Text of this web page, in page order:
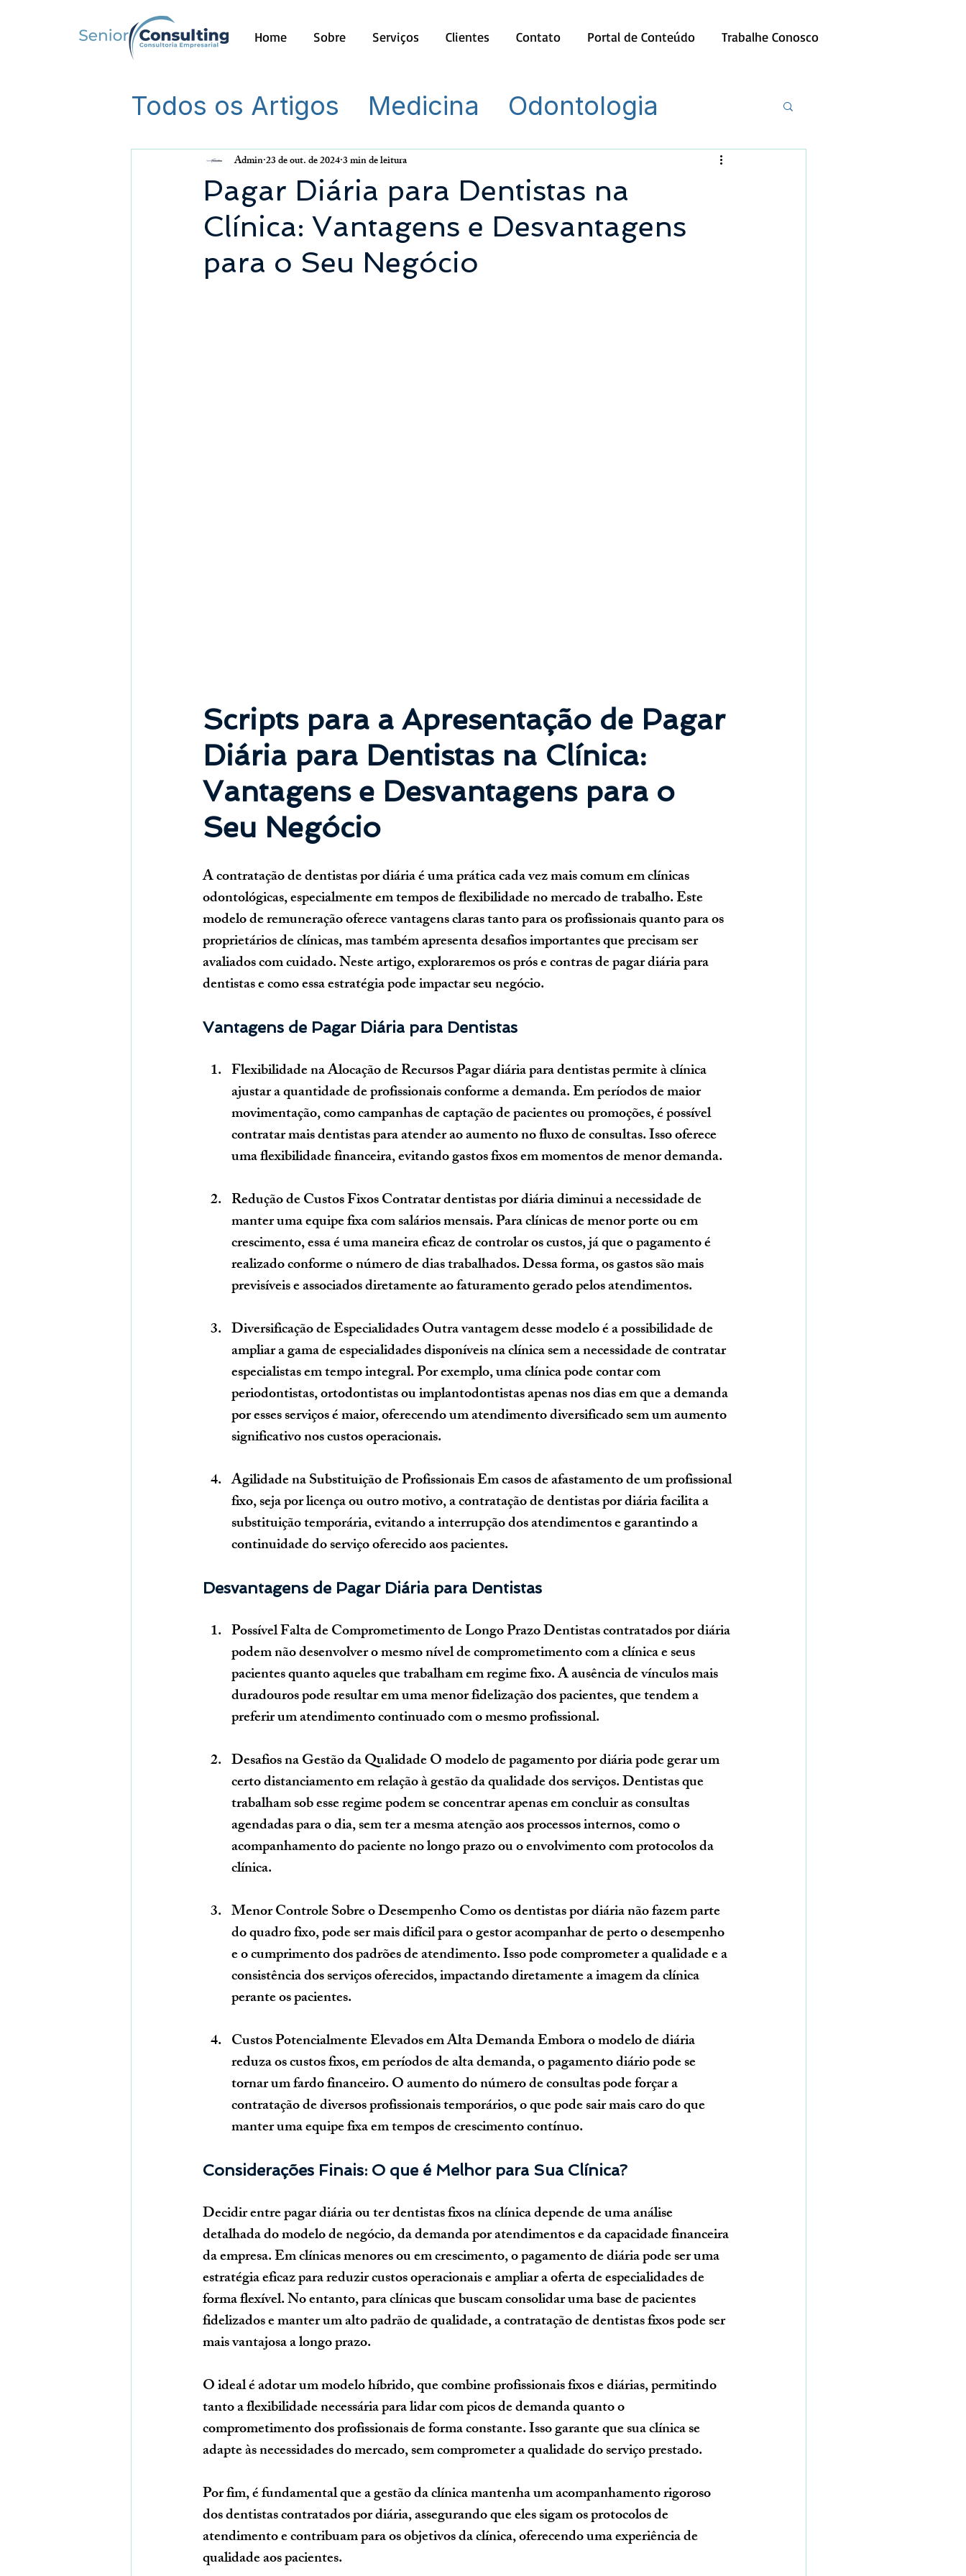
Home Sobre Serviços Clientes Contato Portal de Conteúdo Trabalhe Conosco
Todos os Artigos Medicina
Odontologia
Outros
Pagar Diária para Dentistas na
Clínica: Vantagens e Desvantagens
para o Seu Negócio
Admin23 de out. de 20243 min de leitura
Scripts para a Apresentação de Pagar
Diária para Dentistas na Clínica:
Vantagens e Desvantagens para o
Seu Negócio
A contratação de dentistas por diária é uma prática cada vez mais comum em clínicas
odontológicas, especialmente em tempos de flexibilidade no mercado de trabalho. Este
modelo de remuneração oferece vantagens claras tanto para os profissionais quanto para os
proprietários de clínicas, mas também apresenta desafios importantes que precisam ser
avaliados com cuidado. Neste artigo, exploraremos os prós e contras de pagar diária para
dentistas e como essa estratégia pode impactar seu negócio.
Vantagens de Pagar Diária para Dentistas
Flexibilidade na Alocação de Recursos Pagar diária para dentistas permite à clínica
ajustar a quantidade de profissionais conforme a demanda. Em períodos de maior
movimentação, como campanhas de captação de pacientes ou promoções, é possível
contratar mais dentistas para atender ao aumento no fluxo de consultas. Isso oferece
uma flexibilidade financeira, evitando gastos fixos em momentos de menor demanda.
Redução de Custos Fixos Contratar dentistas por diária diminui a necessidade de
manter uma equipe fixa com salários mensais. Para clínicas de menor porte ou em
crescimento, essa é uma maneira eficaz de controlar os custos, já que o pagamento é
realizado conforme o número de dias trabalhados. Dessa forma, os gastos são mais
previsíveis e associados diretamente ao faturamento gerado pelos atendimentos.
Diversificação de Especialidades Outra vantagem desse modelo é a possibilidade de
ampliar a gama de especialidades disponíveis na clínica sem a necessidade de contratar
especialistas em tempo integral. Por exemplo, uma clínica pode contar com
periodontistas, ortodontistas ou implantodontistas apenas nos dias em que a demanda
por esses serviços é maior, oferecendo um atendimento diversificado sem um aumento
significativo nos custos operacionais.
Agilidade na Substituição de Profissionais Em casos de afastamento de um profissional
fixo, seja por licença ou outro motivo, a contratação de dentistas por diária facilita a
substituição temporária, evitando a interrupção dos atendimentos e garantindo a
continuidade do serviço oferecido aos pacientes.
Desvantagens de Pagar Diária para Dentistas
Possível Falta de Comprometimento de Longo Prazo Dentistas contratados por diária
podem não desenvolver o mesmo nível de comprometimento com a clínica e seus
pacientes quanto aqueles que trabalham em regime fixo. A ausência de vínculos mais
duradouros pode resultar em uma menor fidelização dos pacientes, que tendem a
preferir um atendimento continuado com o mesmo profissional.
Desafios na Gestão da Qualidade O modelo de pagamento por diária pode gerar um
certo distanciamento em relação à gestão da qualidade dos serviços. Dentistas que
trabalham sob esse regime podem se concentrar apenas em concluir as consultas
agendadas para o dia, sem ter a mesma atenção aos processos internos, como o
acompanhamento do paciente no longo prazo ou o envolvimento com protocolos da
clínica.
Menor Controle Sobre o Desempenho Como os dentistas por diária não fazem parte
do quadro fixo, pode ser mais difícil para o gestor acompanhar de perto o desempenho
e o cumprimento dos padrões de atendimento. Isso pode comprometer a qualidade e a
consistência dos serviços oferecidos, impactando diretamente a imagem da clínica
perante os pacientes.
Custos Potencialmente Elevados em Alta Demanda Embora o modelo de diária
reduza os custos fixos, em períodos de alta demanda, o pagamento diário pode se
tornar um fardo financeiro. O aumento do número de consultas pode forçar a
contratação de diversos profissionais temporários, o que pode sair mais caro do que
manter uma equipe fixa em tempos de crescimento contínuo.
Considerações Finais: O que é Melhor para Sua Clínica?
Decidir entre pagar diária ou ter dentistas fixos na clínica depende de uma análise
detalhada do modelo de negócio, da demanda por atendimentos e da capacidade financeira
da empresa. Em clínicas menores ou em crescimento, o pagamento de diária pode ser uma
estratégia eficaz para reduzir custos operacionais e ampliar a oferta de especialidades de
forma flexível. No entanto, para clínicas que buscam consolidar uma base de pacientes
fidelizados e manter um alto padrão de qualidade, a contratação de dentistas fixos pode ser
mais vantajosa a longo prazo.
O ideal é adotar um modelo híbrido, que combine profissionais fixos e diárias, permitindo
tanto a flexibilidade necessária para lidar com picos de demanda quanto o
comprometimento dos profissionais de forma constante. Isso garante que sua clínica se
adapte às necessidades do mercado, sem comprometer a qualidade do serviço prestado.
Por fim, é fundamental que a gestão da clínica mantenha um acompanhamento rigoroso
dos dentistas contratados por diária, assegurando que eles sigam os protocolos de
atendimento e contribuam para os objetivos da clínica, oferecendo uma experiência de
qualidade aos pacientes.